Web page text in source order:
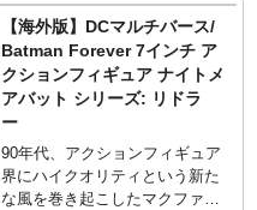
※入荷数の減数などによりご予
約をキャンセル頂く場合や、分
納での入荷となる場合がござい
ます。またパッケージは輸送用
となりますため、パッケージに
多少の傷やダメージがある場合
もございます。
チシリーズで大展開スタートで
す。初回からまさかの「ビルド
フィギュア」仕様に！こちらは
ローハン（別称マーク）の王位
僭称者「ウルフ」が3.75インチ
のアクションフィギュアとなっ
て登場。アクセサリーパーツの
剣が付属。また、「スノートロ
ル」の両腕パーツが付属、同シ
【海外版】DCマルチバース/
Batman Forever 7インチ ア
クションフィギュア ナイトメ
アバット シリーズ: リドラ
ー
90年代、アクションフィギュア
界にハイクオリティという新た
な風を巻き起こしたマクファー